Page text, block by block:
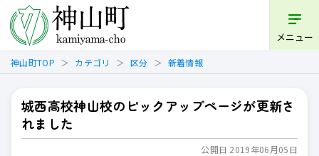
メニュー
神山町TOP カテゴリ 区分 新着情報
城西高校神山校のピックアップページが更新さ
れました
公開日 2019年06月05日